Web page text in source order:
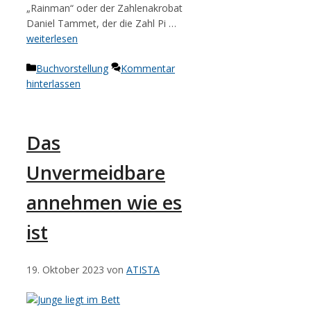
„Rainman“ oder der Zahlenakrobat
Daniel Tammet, der die Zahl Pi …
weiterlesen
Kategorien
Buchvorstellung
Kommentar
hinterlassen
Das
Unvermeidbare
annehmen wie es
ist
19. Oktober 2023 von ATISTA